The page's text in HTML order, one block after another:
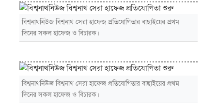
বিশ্বনাথনিউজ বিশ্বনাথ সেরা হাফেজ প্রতিযোগিতার বাছাইয়ের প্রথম
দিনের সকল হাফেজ ও বিচারক।
বিশ্বনাথনিউজ বিশ্বনাথ সেরা হাফেজ প্রতিযোগিতার বাছাইয়ের প্রথম
দিনের সকল হাফেজ ও বিচারক।